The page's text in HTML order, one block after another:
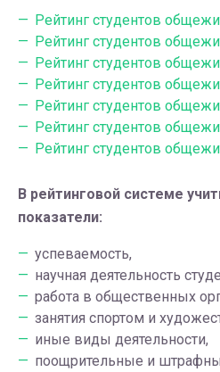
Рейтинг студентов
Рейтинг студентов
Рейтинг студентов
Рейтинг студентов
Рейтинг студентов
Рейтинг студентов
Рейтинг студентов
В рейтинговой системе
показатели:
успеваемость,
научная деятельность
работа в общественных
занятия спортом и
иные виды деятельности,
поощрительные и